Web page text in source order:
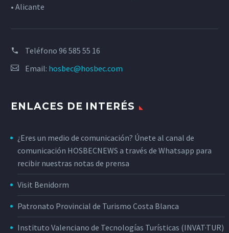
• Alicante
Teléfono 96 585 55 16
Email: hosbec@hosbec.com
ENLACES DE INTERÉS
¿Eres un medio de comunicación? Únete al canal de
comunicación HOSBECNEWS a través de Whatsapp para
recibir nuestras notas de prensa
Visit Benidorm
Patronato Provincial de Turismo Costa Blanca
Instituto Valenciano de Tecnologías Turísticas (INVAT·TUR)